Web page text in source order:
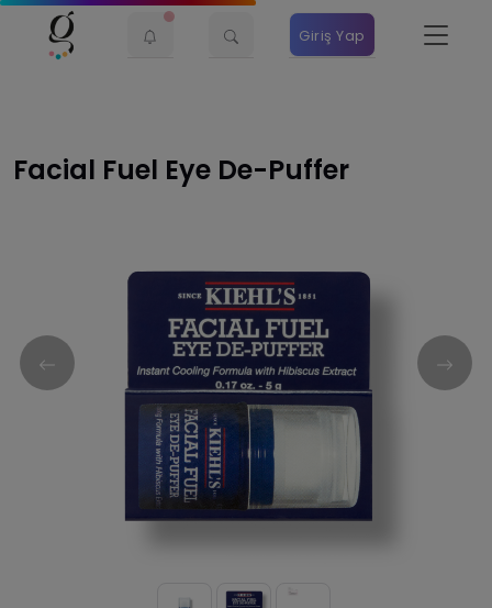
Giriş Yap
Facial Fuel Eye De-Puffer